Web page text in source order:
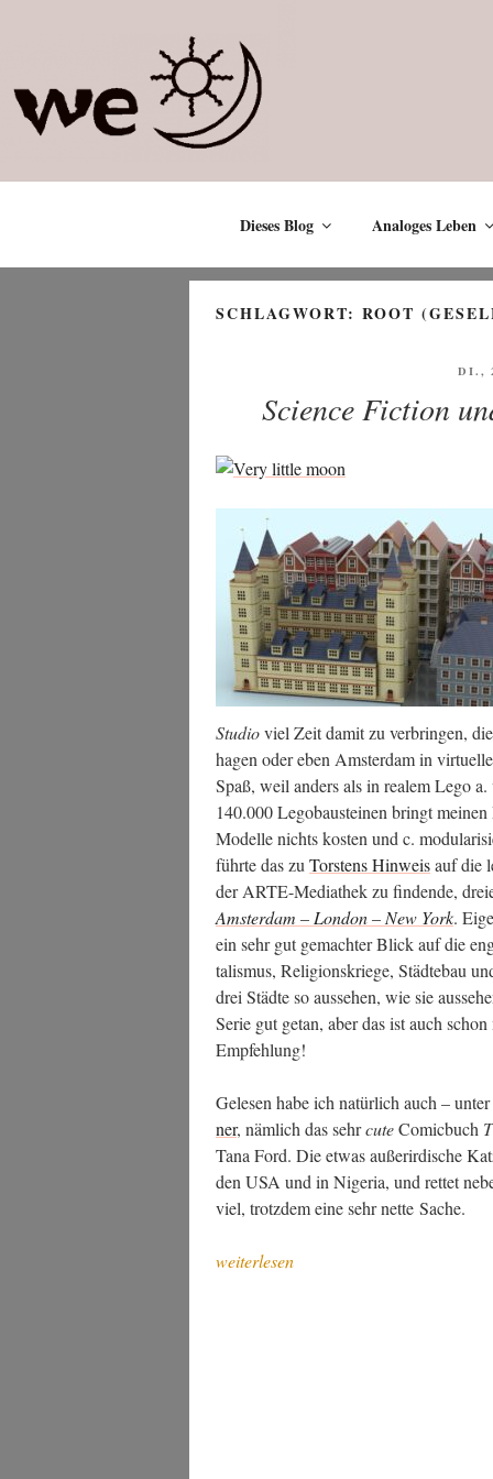
Dieses Blog Analoges Leben
SCHLAGWORT: ROOT
DI.,
Science Fiction
Stu­dioviel Zeit damit zu ver­brin­gen,
ha­gen oder eben Ams­ter­dam in
Spaß, weil anders als in rea­lem Lego
140.000 Lego­bau­stei­nen bringt
Model­le nichts kos­ten und c.
führ­te das zu Tors­tens Hin­weisauf die
der ARTE-Media­thek zu fin­den­de,
Ams­ter­dam – Lon­don – New York.
ein sehr gut gemach­ter Blick auf die
ta­lis­mus, Reli­gi­ons­krie­ge, Städ­te­bau
drei Städ­te so aus­se­hen, wie sie
Serie gut getan, aber das ist auch
Empfehlung!
Gele­sen habe ich natür­lich auch –
ner, näm­lich das sehrcuteComic­buch
Tana Ford. Die etwas außer­ir­di­sche
den USA und in Nige­ria, und ret­tet
viel, trotz­dem eine sehr net­te Sache.
„Sci­
weiterlesen